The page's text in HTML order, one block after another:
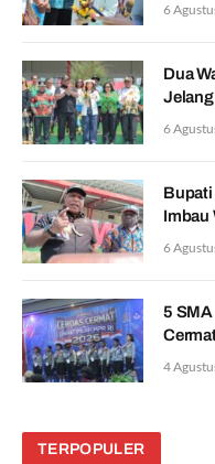
6
Dua
6
Bupati
Imbau
6
5
4
TERPOPULER